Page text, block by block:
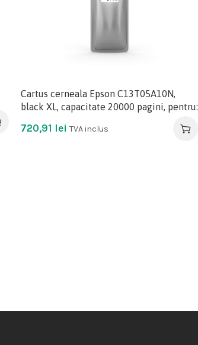
Cartus cerneala Epson C13T05A10N,
black XL, capacitate 20000 pagini, pentru:
720,91 lei TVA inclus